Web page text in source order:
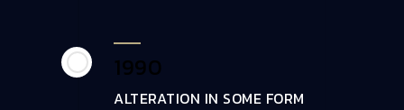
1990
ALTERATION IN SOME FORM